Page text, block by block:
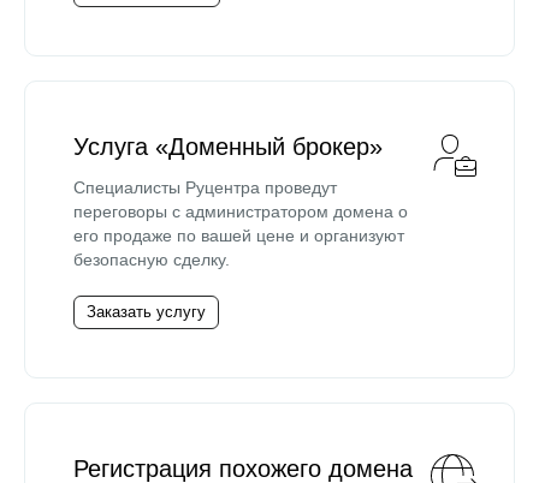
Услуга «Доменный брокер»
Специалисты Руцентра проведут
переговоры с администратором домена о
его продаже по вашей цене и организуют
безопасную сделку.
Заказать услугу
Регистрация похожего домена